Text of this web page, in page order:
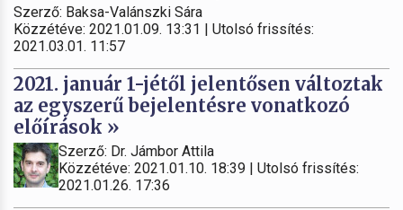
Szerző: Baksa-Valánszki Sára
Közzétéve: 2021.01.09. 13:31 | Utolsó frissítés:
2021.03.01. 11:57
2021. január 1-jétől jelentősen változtak
az egyszerű bejelentésre vonatkozó
előírások »
Szerző: Dr. Jámbor Attila
Közzétéve: 2021.01.10. 18:39 | Utolsó frissítés:
2021.01.26. 17:36